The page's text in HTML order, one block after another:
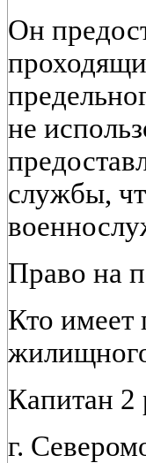
Он
не
службы,
Право на
Кто имеет
Капитан
г.